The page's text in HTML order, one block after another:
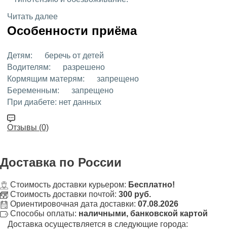
Читать далее
Особенности приёма
Детям:
беречь от детей
Водителям:
разрешено
Кормящим матерям:
запрещено
Беременным:
запрещено
При диабете: нет данных
Отзывы (0)
Доставка по России
Стоимость доставки курьером: Бесплатно!
Стоимость доставки почтой: 300 руб.
Ориентировочная дата доставки: 07.08.2026
Способы оплаты: наличными, банковской картой
Доставка осуществляется в следующие города: